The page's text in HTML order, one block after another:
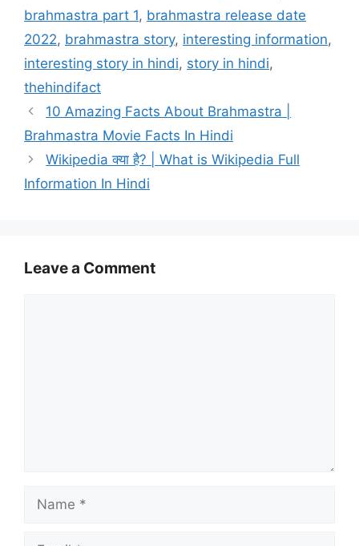
brahmastra part 1, brahmastra release date
2022, brahmastra story, interesting information,
interesting story in hindi, story in hindi,
thehindifact
10 Amazing Facts About Brahmastra |
Brahmastra Movie Facts In Hindi
Wikipedia क्या है? | What is Wikipedia Full
Information In Hindi
Leave a Comment